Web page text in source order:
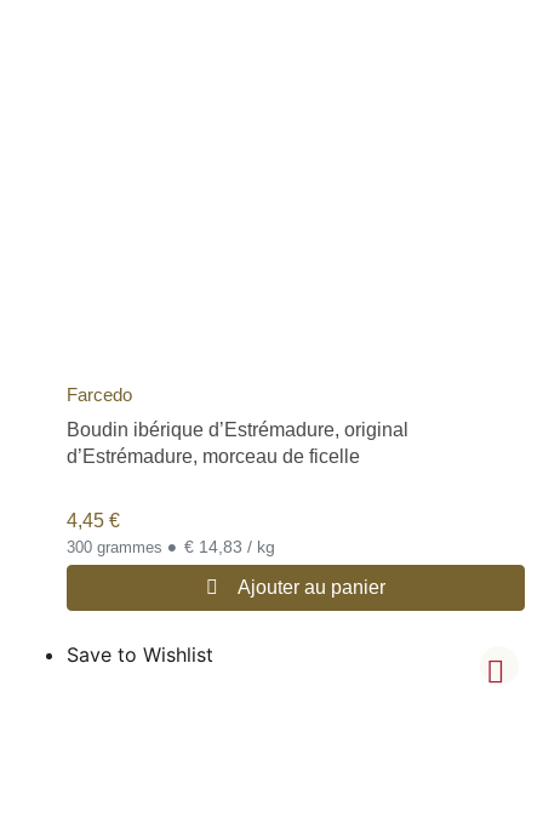
Farcedo
Boudin ibérique d’Estrémadure, original
d’Estrémadure, morceau de ficelle
4,45 €
300 grammes • € 14,83 / kg
Ajouter au panier
Save to Wishlist